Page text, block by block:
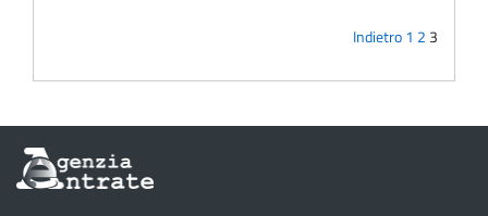
Indietro1 2 3
Informazioni
sul